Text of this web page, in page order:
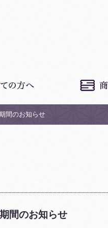
間のお知らせ
間のお知らせ